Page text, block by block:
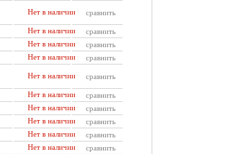
Нет в наличии сравнить
Нет в наличии сравнить
Нет в наличии сравнить
Нет в наличии сравнить
Нет в наличии сравнить
Нет в наличии сравнить
Нет в наличии сравнить
Нет в наличии сравнить
Нет в наличии сравнить
Нет в наличии сравнить